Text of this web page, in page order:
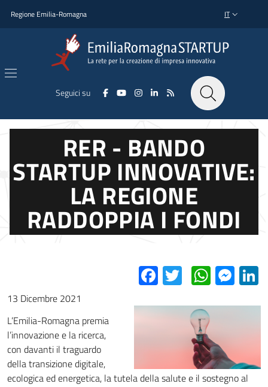
Regione Emilia-Romagna SELETTORE
IT
Seguici su
RER - BANDO
STARTUP INNOVATIVE:
LA REGIONE
RADDOPPIA I FONDI
Facebook
Twitter
13 Dicembre 2021
L’Emilia-Romagna premia
l’innovazione e la ricerca,
con davanti il traguardo
della transizione digitale,
ecologica ed energetica, la tutela della salute e il sostegno al